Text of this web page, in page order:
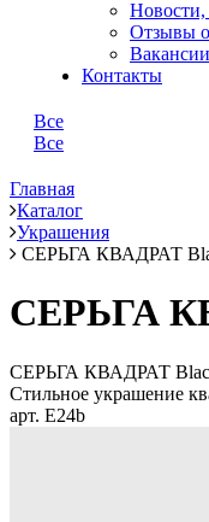
Отзывы
Вакансии
Контакты
Все
Все
Главная
Каталог
Украшения
СЕРЬГА КВАДРАТ
СЕРЬГА
СЕРЬГА КВАДРАТ
Стильное украшение
арт. E24b